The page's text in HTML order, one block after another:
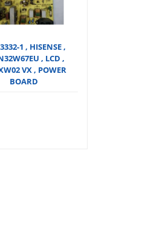
1 , HISENSE ,
, LCD ,
VX , POWER
BOARD